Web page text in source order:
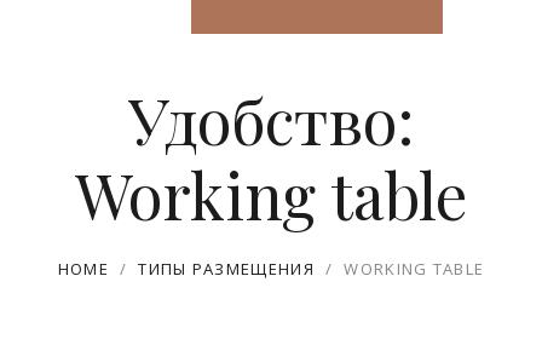
Удобство:
Working table
HOME / ТИПЫ РАЗМЕЩЕНИЯ / WORKING TABLE